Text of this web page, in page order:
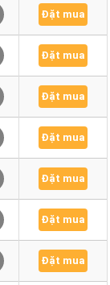
Đặt mua
Đặt mua
Đặt mua
Đặt mua
Đặt mua
Đặt mua
Đặt mua